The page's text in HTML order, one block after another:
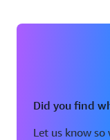
Did you find
Let us know